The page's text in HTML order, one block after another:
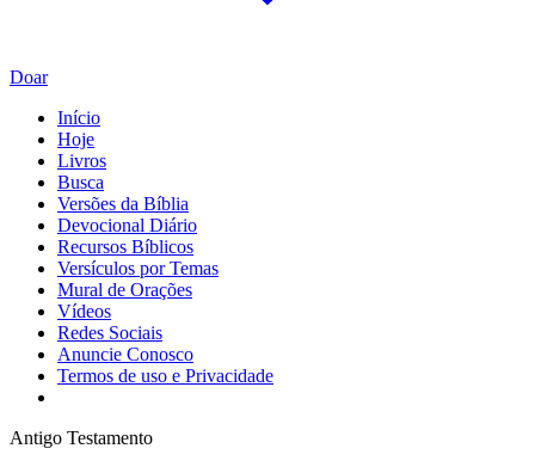
Doar
Início
Hoje
Livros
Busca
Versões da Bíblia
Devocional Diário
Recursos Bíblicos
Versículos por Temas
Mural de Orações
Vídeos
Redes Sociais
Anuncie Conosco
Termos de uso e Privacidade
Antigo Testamento